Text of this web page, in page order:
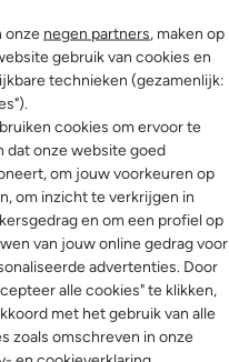
onze negen partners, maken op
gebruik van cookies en
technieken (gezamenlijk:
cookies om ervoor te
dat onze website goed
om jouw voorkeuren op
om inzicht te verkrijgen in
en om een profiel op
van jouw online gedrag voor
advertenties. Door
alle cookies" te klikken,
met het gebruik van alle
zoals omschreven in onze
(4) 4/5
4
4
Sterren